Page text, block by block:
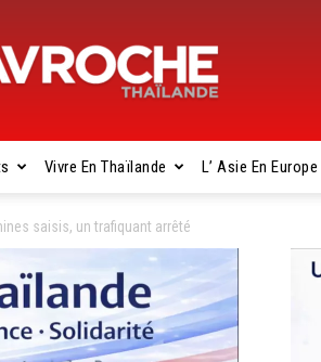
Gavroche
Thaïlande
Vivre En Thaïlande L’ Asie En Europe
saisis, un trafiquant arrêté